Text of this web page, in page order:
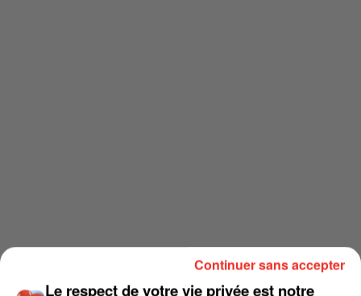
Le respect de votre vie privée est notre
Continuer sans accepter